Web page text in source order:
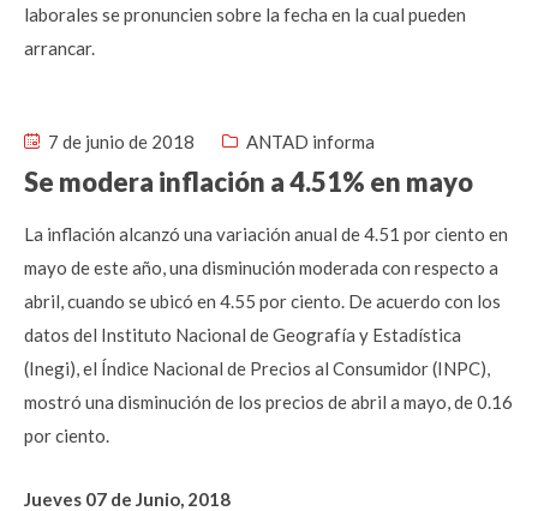
laborales se pronuncien sobre la fecha en la cual pueden
arrancar.
7 de junio de 2018 ANTAD informa
Se modera inflación a 4.51% en mayo
La inflación alcanzó una variación anual de 4.51 por ciento en
mayo de este año, una disminución moderada con respecto a
abril, cuando se ubicó en 4.55 por ciento. De acuerdo con los
datos del Instituto Nacional de Geografía y Estadística
(Inegi), el Índice Nacional de Precios al Consumidor (INPC),
mostró una disminución de los precios de abril a mayo, de 0.16
por ciento.
Jueves 07 de Junio, 2018